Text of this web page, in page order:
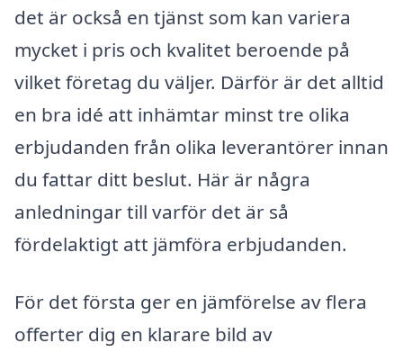
det är också en tjänst som kan variera
mycket i pris och kvalitet beroende på
vilket företag du väljer. Därför är det alltid
en bra idé att inhämtar minst tre olika
erbjudanden från olika leverantörer innan
du fattar ditt beslut. Här är några
anledningar till varför det är så
fördelaktigt att jämföra erbjudanden.
För det första ger en jämförelse av flera
offerter dig en klarare bild av